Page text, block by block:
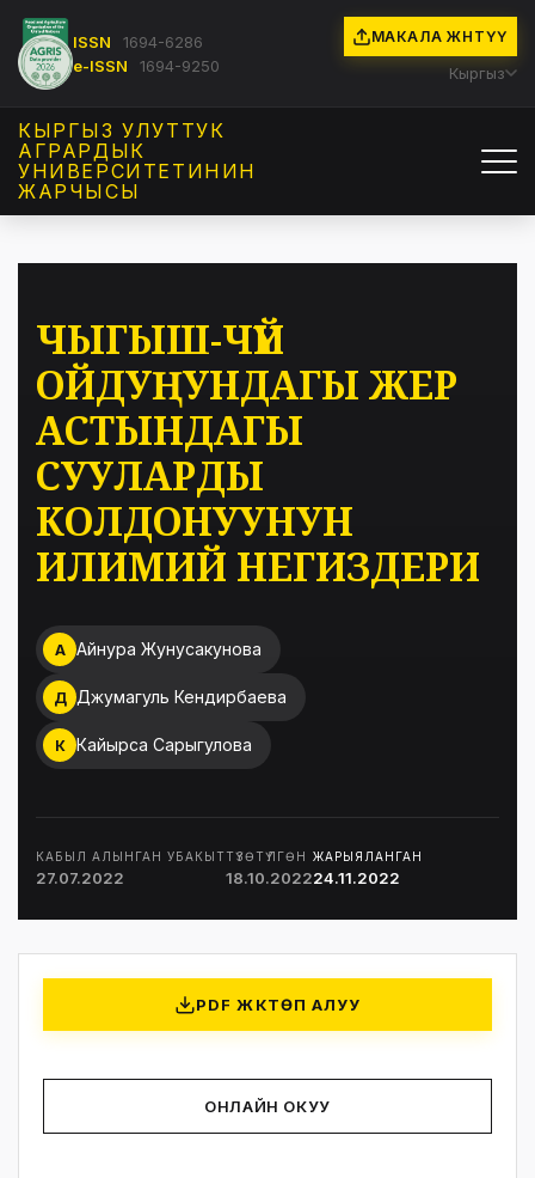
ISSN
1694-6286
e-ISSN
1694-9250
МАКАЛА ЖӨНӨТҮҮ
Кыргыз
КЫРГЫЗ УЛУТТУК
АГРАРДЫК
УНИВЕРСИТЕТИНИН
ЖАРЧЫСЫ
ЧЫГЫШ-ЧҮЙ
ОЙДУҢУНДАГЫ ЖЕР
АСТЫНДАГЫ
СУУЛАРДЫ
КОЛДОНУУНУН
ИЛИМИЙ НЕГИЗДЕРИ
А Айнура Жунусакунова
Д Джумагуль Кендирбаева
К Кайырса Сарыгулова
КАБЫЛ АЛЫНГАН УБАКЫТ
27.07.2022
ТҮЗӨТҮЛГӨН
18.10.2022
ЖАРЫЯЛАНГАН
24.11.2022
PDF ЖҮКТӨП АЛУУ
ОНЛАЙН ОКУУ